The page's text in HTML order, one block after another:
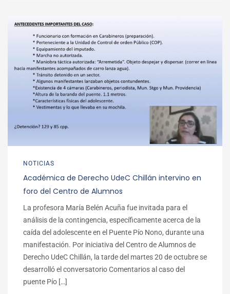
NOTICIAS
Académica de Derecho UdeC Chillán intervino en
foro del Centro de Alumnos
La profesora María Belén Acuña fue invitada para el
análisis de la contingencia, específicamente acerca de la
caída del adolescente en el Puente Pío Nono, durante una
manifestación. Por iniciativa del Centro de Alumnos de
Derecho UdeC Chillán, la tarde del martes 20 de octubre se
desarrolló el conversatorio Comentarios al caso del
puente Pío […]